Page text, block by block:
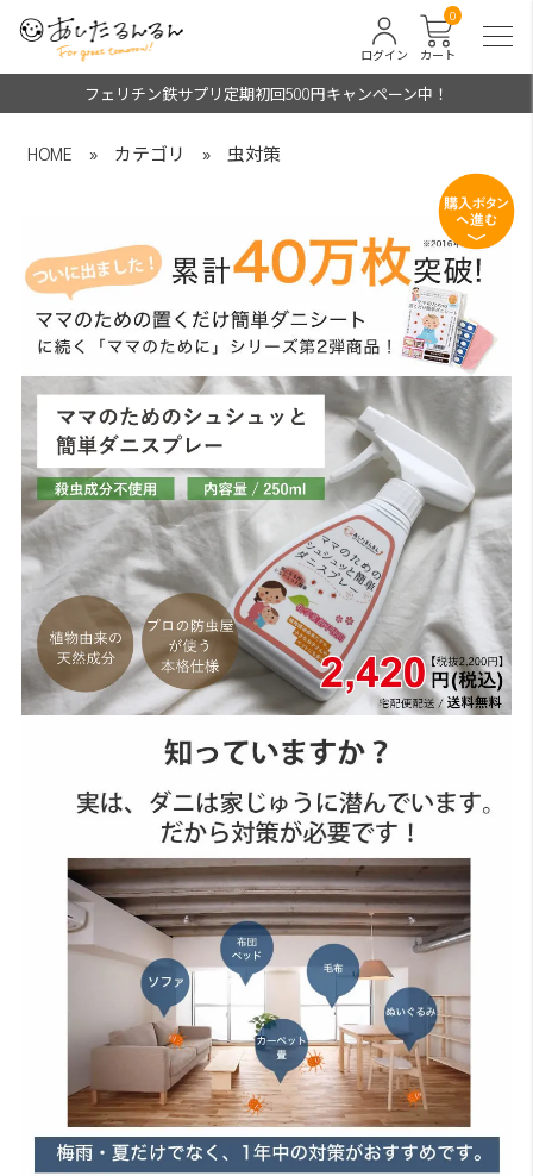
カート
0
ログイン
フェリチン鉄サプリ定期初回500円キャンペーン中！
HOME » カテゴリ » 虫対策